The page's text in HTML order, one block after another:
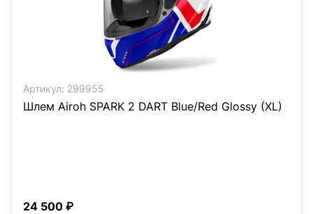
Артикул: 299955
Шлем Airoh SPARK 2 DART Blue/Red Glossy (XL)
24 500 ₽